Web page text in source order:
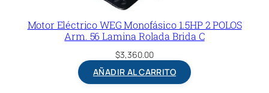
Motor Eléctrico WEG Monofásico 1.5HP 2 POLOS
Arm. 56 Lamina Rolada Brida C
$3,360.00
AÑADIR AL CARRITO